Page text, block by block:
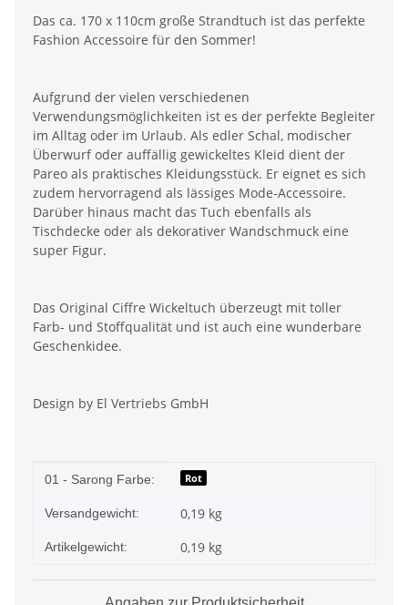
Das ca. 170 x 110cm große Strandtuch ist das perfekte
Fashion Accessoire für den Sommer!
Aufgrund der vielen verschiedenen
Verwendungsmöglichkeiten ist es der perfekte Begleiter
im Alltag oder im Urlaub. Als edler Schal, modischer
Überwurf oder auffällig gewickeltes Kleid dient der
Pareo als praktisches Kleidungsstück. Er eignet es sich
zudem hervorragend als lässiges Mode-Accessoire.
Darüber hinaus macht das Tuch ebenfalls als
Tischdecke oder als dekorativer Wandschmuck eine
super Figur.
Das Original Ciffre Wickeltuch überzeugt mit toller
Farb- und Stoffqualität und ist auch eine wunderbare
Geschenkidee.
Design by El Vertriebs GmbH
Produkteigenschaft
Wert
01 - Sarong Farbe: Rot
Versandgewicht: 0,19 kg
Artikelgewicht: 0,19 kg